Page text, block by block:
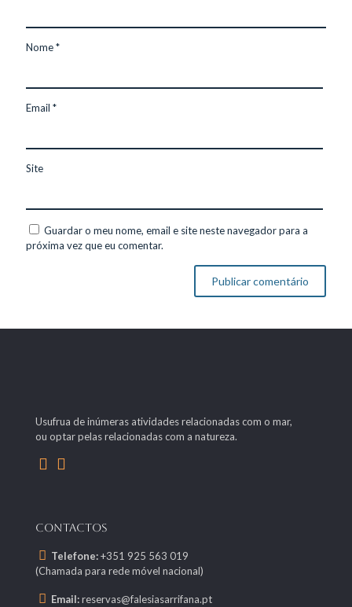
Nome*
Email *
Site
Guardar o meu nome, email e site neste navegador para a
próxima vez que eu comentar.
Usufrua de inúmeras atividades relacionadas com o mar,
ou optar pelas relacionadas com a natureza.
CONTACTOS
Telefone:+351 925 563 019
(Chamada para rede móvel nacional)
Email:reservas@falesiasarrifana.pt